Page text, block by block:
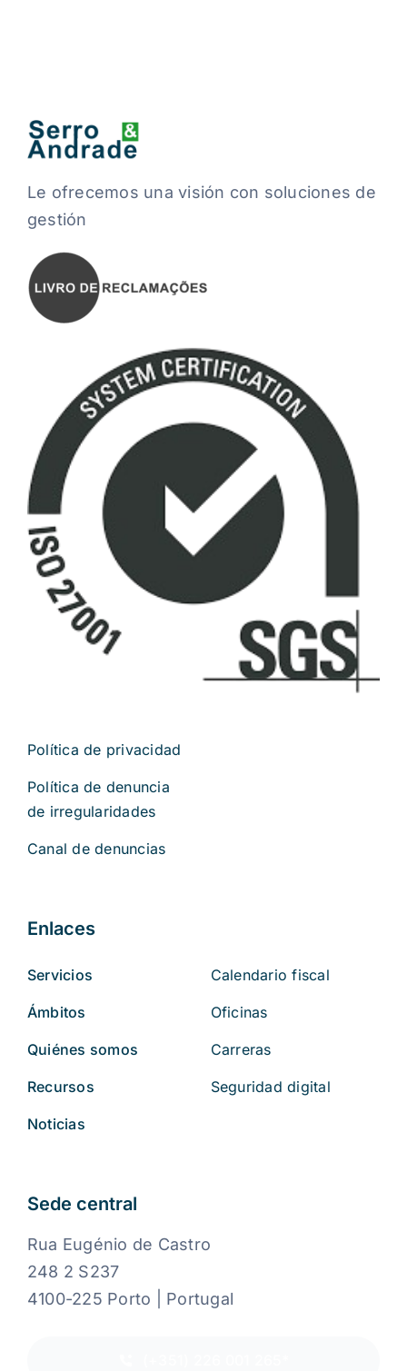
Le ofrecemos una visión con soluciones de
gestión
Política de privacidad
Política de denuncia
de irregularidades
Canal de denuncias
Enlaces
Servicios
Ámbitos
Quiénes somos
Recursos
Noticias
Calendario fiscal
Oficinas
Carreras
Seguridad digital
Sede central
Rua Eugénio de Castro
248 2 S237
4100-225 Porto | Portugal